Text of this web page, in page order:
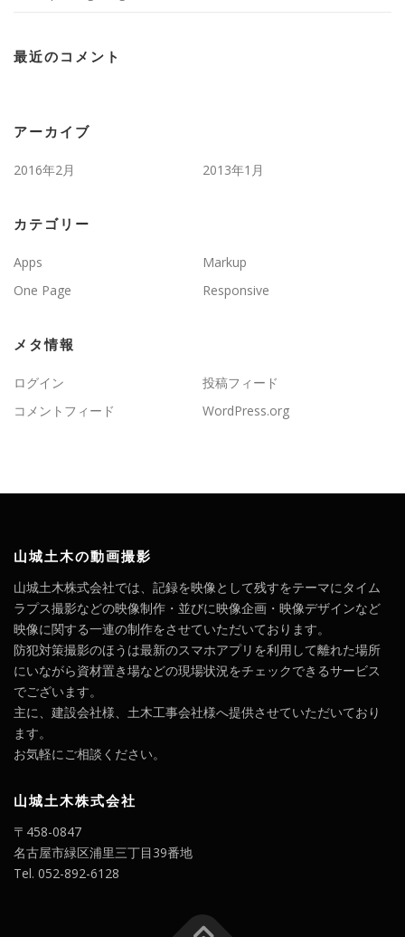
最近のコメント
アーカイブ
2016年2月 2013年1月
カテゴリー
Apps
Markup
One Page
Responsive
メタ情報
ログイン
投稿フィード
コメントフィード
WordPress.org
山城土木の動画撮影
山城土木株式会社では、記録を映像として残すをテーマにタイム
ラプス撮影などの映像制作・並びに映像企画・映像デザインなど
映像に関する一連の制作をさせていただいております。
防犯対策撮影のほうは最新のスマホアプリを利用して離れた場所
にいながら資材置き場などの現場状況をチェックできるサービス
でございます。
主に、建設会社様、土木工事会社様へ提供させていただいており
ます。
お気軽にご相談ください。
山城土木株式会社
〒458-0847
名古屋市緑区浦里三丁目39番地
Tel. 052-892-6128